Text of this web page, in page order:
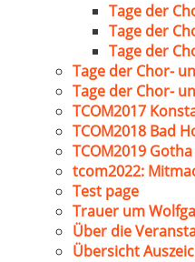
Tage der
Tage der
Tage der
Tage der Chor-
Tage der Chor-
TCOM2017
TCOM2018 Bad
TCOM2019 Gotha
tcom2022:
Test page
Trauer um
Über die
Übersicht